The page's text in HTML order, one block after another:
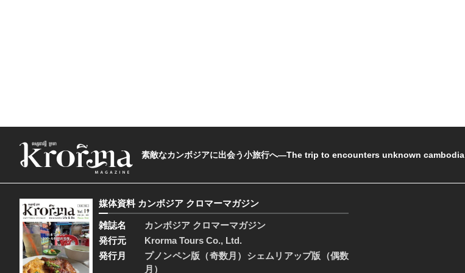
素敵なカンボジアに出会う小旅行へ―The trip to encounters unknown cambodia
媒体資料 カンボジア クロマーマガジン
雑誌名
カンボジア クロマーマガジン
発行元
Krorma Tours Co., Ltd.
発行月
プノンペン版（奇数月）シェムリアップ版（偶数
月）